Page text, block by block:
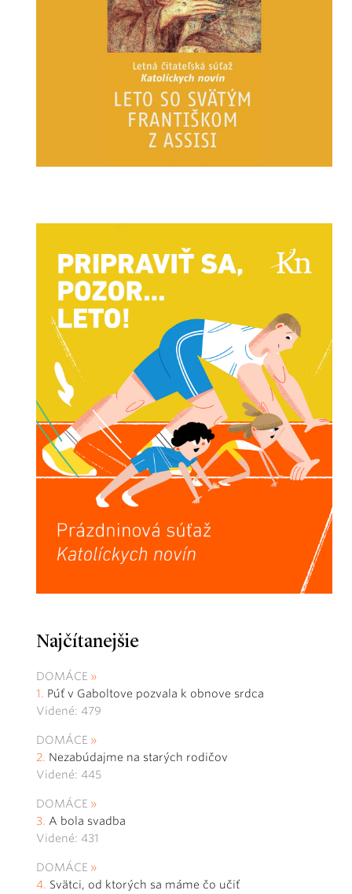
Najčítanejšie
DOMÁCE
Púť v Gaboltove pozvala k obnove srdca
Videné: 479
DOMÁCE
Nezabúdajme na starých rodičov
Videné: 445
DOMÁCE
A bola svadba
Videné: 431
DOMÁCE
Svätci, od ktorých sa máme čo učiť